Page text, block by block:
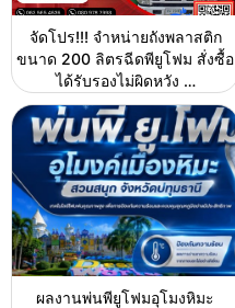
จัดโปร!!! จำหน่ายถังพลาสติก
ขนาด 200 ลิตรฉีดพียูโฟม สั่งซื้อ
ได้รับรองไม่ผิดหวัง …
ผลงานพ่นพียูโฟมอุโมงหิมะ